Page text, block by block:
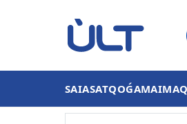
SAIASATQOǴAMAIMAQ